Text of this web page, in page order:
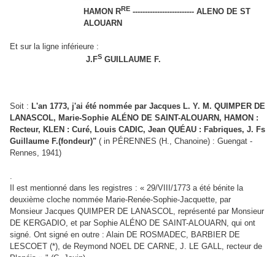
HAMON RRE ------------------------- ALENO DE ST
ALOUARN
Et sur la ligne inférieure :
J.FS GUILLAUME F.
Soit : L'an 1773, j'ai été nommée par Jacques L. Y. M. QUIMPER DE
LANASCOL, Marie-Sophie ALÉNO DE SAINT-ALOUARN, HAMON :
Recteur, KLEN : Curé, Louis CADIC, Jean QUÉAU : Fabriques, J. Fs
Guillaume F.(fondeur)" ( in PÉRENNES (H., Chanoine) : Guengat -
Rennes, 1941)
.
Il est mentionné dans les registres : « 29/VIII/1773 a été bénite la
deuxième cloche nommée Marie-Renée-Sophie-Jacquette, par
Monsieur Jacques QUIMPER DE LANASCOL, représenté par Monsieur
DE KERGADIO, et par Sophie ALÉNO DE SAINT-ALOUARN, qui ont
signé. Ont signé en outre : Alain DE ROSMADEC, BARBIER DE
LESCOET (*), de Reymond NOEL DE CARNE, J. LE GALL, recteur de